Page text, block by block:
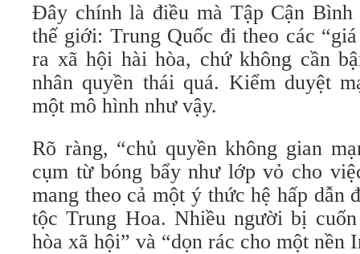
Đây chính là điều mà Tập Cận
thế giới: Trung Quốc đi theo các
ra xã hội hài hòa, chứ không cần
nhân quyền thái quá. Kiểm duyệt
một mô hình như vậy.
Rõ ràng, “chủ quyền không gian
cụm từ bóng bẩy như lớp vỏ cho
mang theo cả một ý thức hệ hấp dẫn
tộc Trung Hoa. Nhiều người bị
hòa xã hội” và “dọn rác cho một nền